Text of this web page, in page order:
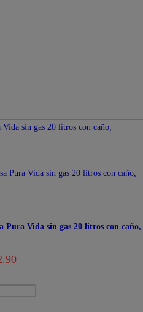
Pura Vida sin gas 20 litros con caño,